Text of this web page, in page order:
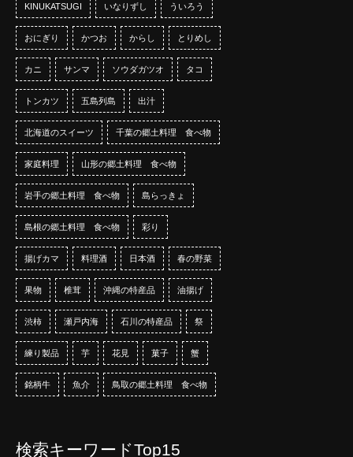
KINUKATSUGI いなりずし ういろう
おにぎり かつお からし とりめし
カニ サンマ ソウダガツオ タコ
トンカツ 五島列島 出汁
北海道のスイーツ 千葉の郷土料理 食べ物
家庭料理 山形の郷土料理 食べ物
岩手の郷土料理 食べ物 島らっきょ
島根の郷土料理 食べ物 彩り
揚げカマ 料理酒 日本酒 春の野菜
果物 椎茸 沖縄の特産品 油揚げ
渋柿 瀬戸内海 石川の特産品 祭
練り製品 芋 花見 菓子 蟹
銘柄牛 魚介 鳥取の郷土料理 食べ物
検索キーワードTop15